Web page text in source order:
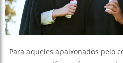
Para aqueles apaixonados pelo